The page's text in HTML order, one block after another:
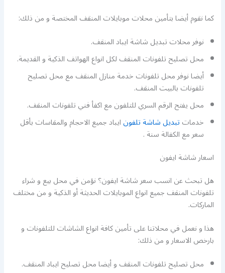
كما نقوم أيضا بتأمين محلات موبايلات المنقف المختصة و من ذلك:
نوفر محلات تبديل شاشة ايباد المنقف.
محل تصليح تلفونات المنقف لكل انواع الهواتف الذكية و القديمة.
أيضا نوفر محل تلفونات خدمة منازل المنقف مع محل تصليح
تلفونات بالبيت المنقف.
محل يفتح الرقم السري للتلفون مع اكفأ فني تلفونات المنقف.
خدماتتبديل شاشة تلفونايباد جميع الاحجام والمقاسات بأقل
سعر مع الكفالة سنة .
اسعار شاشة ايفون
هل تبحث عن انسب سعر شاشة ايفون؟ نؤمن في محل بيع و شراء
تلفونات المنقف جميع انواع الموبايلات الحديثة أو الذكية و من مختلف
الماركات.
هذا و نعمل في محلاتنا على تأمين كافة انواع الشاشات للتلفونات و
بارخص الاسعار و من ذلك:
محل تصليح تلفونات المنقف و أيضا محل تصليح ايباد المنقف.